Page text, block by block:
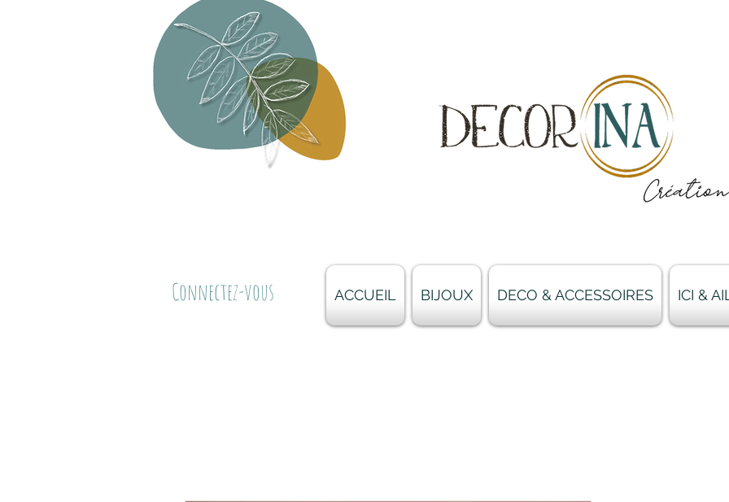
Connectez-vous ACCUEIL BIJOUX DECO & ACCESSOIRES ICI &